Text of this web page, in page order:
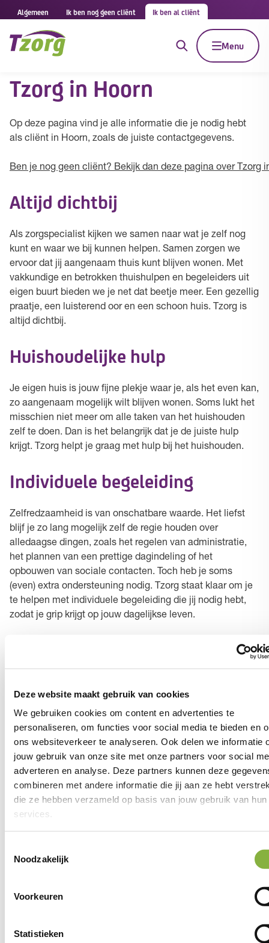
Deze website maakt gebruik van cookies
We gebruiken cookies om content en advertenties te
personaliseren, om functies voor social media te bieden en
ons websiteverkeer te analyseren. Ook delen we informatie
jouw gebruik van onze site met onze partners voor social
adverteren en analyse. Deze partners kunnen deze
combineren met andere informatie die jij aan ze hebt
die ze hebben verzameld op basis van jouw gebruik van hun
services.
Noodzakelijk
Voorkeuren
Statistieken
Algemeen Ik ben nog geen cliënt Ik ben al cliënt
Menu
Tzorg in Hoorn
Op deze pagina vind je alle informatie die je nodig hebt
als cliënt in Hoorn, zoals de juiste contactgegevens.
Ben je nog geen cliënt? Bekijk dan deze pagina over Tzorg
Altijd dichtbij
Als zorgspecialist kijken we samen naar wat je zelf nog
kunt en waar we bij kunnen helpen. Samen zorgen we
ervoor dat jij aangenaam thuis kunt blijven wonen. Met
vakkundige en betrokken thuishulpen en begeleiders uit
eigen buurt bieden we je net dat beetje meer. Een gezellig
praatje, een luisterend oor en een schoon huis. Tzorg is
altijd dichtbij.
Huishoudelijke hulp
Je eigen huis is jouw fijne plekje waar je, als het even kan,
zo aangenaam mogelijk wilt blijven wonen. Soms lukt het
misschien niet meer om alle taken van het huishouden
zelf te doen. Dan is het belangrijk dat je de juiste hulp
krijgt. Tzorg helpt je graag met hulp bij het huishouden.
Individuele begeleiding
Zelfredzaamheid is van onschatbare waarde. Het liefst
blijf je zo lang mogelijk zelf de regie houden over
alledaagse dingen, zoals het regelen van administratie,
het plannen van een prettige dagindeling of het
opbouwen van sociale contacten. Toch heb je soms
(even) extra ondersteuning nodig. Tzorg staat klaar om je
te helpen met individuele begeleiding die jij nodig hebt,
zodat je grip krijgt op jouw dagelijkse leven.
Open in Google Maps
Hiervoor bel je naar het planbureau
Zorgmoment wijzigen